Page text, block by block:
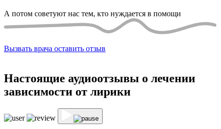
А потом советуют нас тем, кто нуждается в помощи
Вызвать врача оставить отзыв
Настоящие аудиоотзывы о лечении
зависимости от лирики